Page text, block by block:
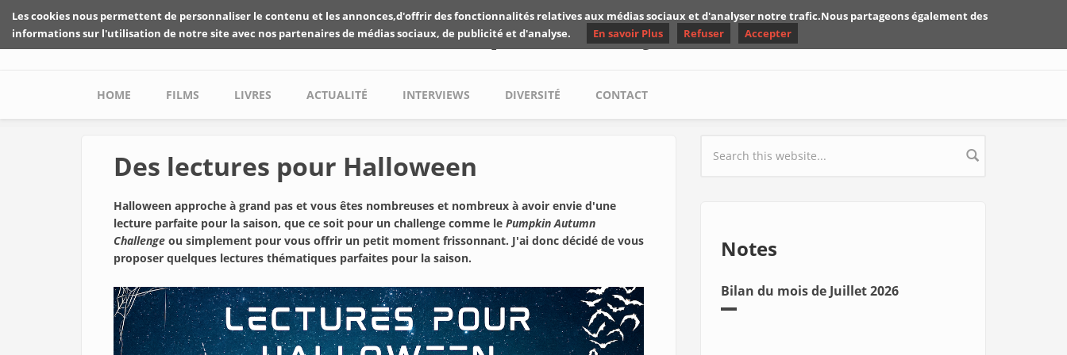
Skip to main content
Les critiques de Yuyine
Main menu
HOME FILMS LIVRES ACTUALITÉ INTERVIEWS DIVERSITÉ CONTACT
Des lectures pour Halloween
Halloween approche à grand pas et vous êtes nombreuses et nombreux à avoir envie d'une
lecture parfaite pour la saison, que ce soit pour un challenge comme le Pumpkin Autumn
Challenge ou simplement pour vous offrir un petit moment frissonnant. J'ai donc décidé de vous
proposer quelques lectures thématiques parfaites pour la saison.
Search form
Notes
Bilan du mois de Juillet 2026
Les cookies nous permettent de personnaliser le contenu et les annonces,d'offrir des fonctionnalités relatives aux médias sociaux et d'analyser notre trafic.Nous partageons également des
informations sur l'utilisation de notre site avec nos partenaires de médias sociaux, de publicité et d'analyse.
En savoir Plus Refuser Accepter